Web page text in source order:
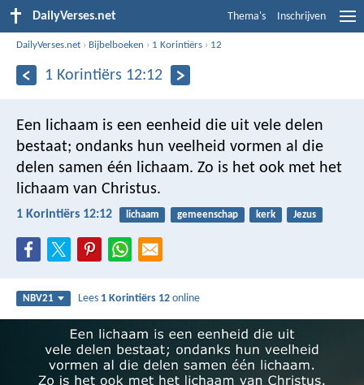
DailyVerses.net Thema's Inschrijven
DailyVerses.net › Bijbelboeken › 1 Korintiërs › 12
1 Korintiërs 12:12
Een lichaam is een eenheid die uit vele delen
bestaat; ondanks hun veelheid vormen al die
delen samen één lichaam. Zo is het ook met het
lichaam van Christus.
1 Korintiërs 12:12 lichaam gemeenschap kerk Jezus
NBV21 Lees 1 Korintiërs 12 online